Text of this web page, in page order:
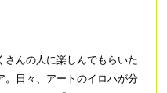
さんの人に楽しんでもらいた
。日々、アートのイロハが分